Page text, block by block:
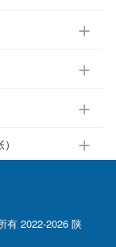
有 2022-2026 陕